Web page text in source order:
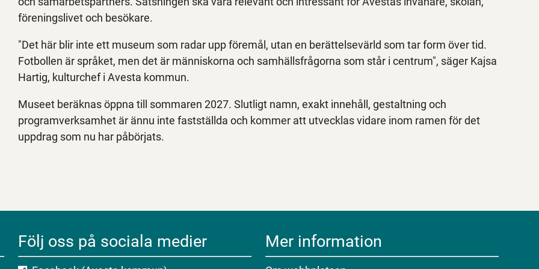
föreningslivet och besökare.
"Det här blir inte ett museum som radar upp föremål, utan en berättelsevärld som tar form över tid.
Fotbollen är språket, men det är människorna och samhällsfrågorna som står i centrum", säger Kajsa
Hartig, kulturchef i Avesta kommun.
Museet beräknas öppna till sommaren 2027. Slutligt namn, exakt innehåll, gestaltning och
programverksamhet är ännu inte fastställda och kommer att utvecklas vidare inom ramen för det
uppdrag som nu har påbörjats.
Följ oss på sociala medier Mer information